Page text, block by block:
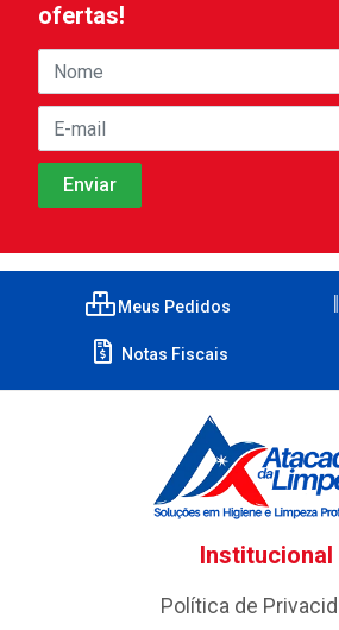
ofertas!
Meus Pedidos
Notas Fiscais
Institucional
Política de